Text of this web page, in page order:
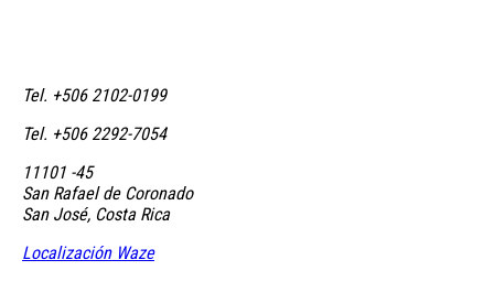
Tel. +506 2102-0199
Tel. +506 2292-7054
11101 -45
San Rafael de Coronado
San José, Costa Rica
Localización Waze